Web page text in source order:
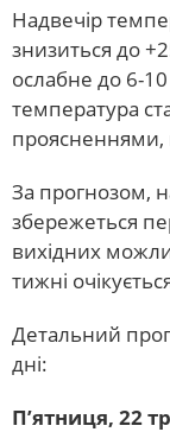
Надвечір
знизиться до
ослабне до 6-
температура
проясненнями,
За прогнозом,
збережеться
вихідних
тижні
Детальний
дні:
П’ятниця, 22